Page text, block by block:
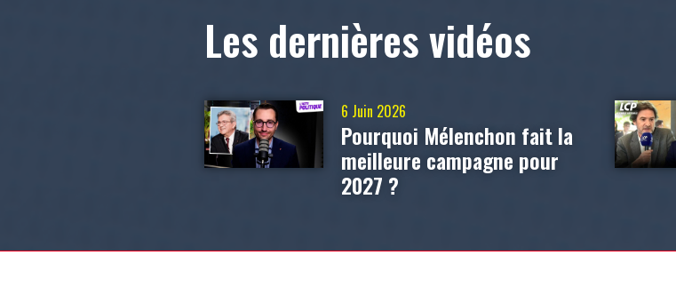
Les dernières vidéos
6 Juin 2026
Pourquoi Mélenchon fait la
meilleure campagne pour
2027 ?